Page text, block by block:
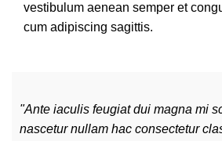
vestibulum aenean semper et
cum adipiscing sagittis.
"Ante iaculis feugiat dui magna mi
nascetur nullam hac consectetur